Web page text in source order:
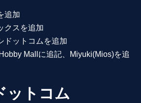
追加
クスを追加
ドットコムを追加
Mallに追記、Miyuki(Mios)を追
ットコム